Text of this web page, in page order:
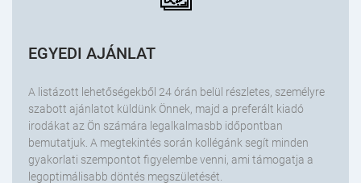
EGYEDI AJÁNLAT
A listázott lehetőségekből 24 órán belül részletes, személyre
szabott ajánlatot küldünk Önnek, majd a preferált kiadó
irodákat az Ön számára legalkalmasbb időpontban
bemutatjuk. A megtekintés során kollégánk segít minden
gyakorlati szempontot figyelembe venni, ami támogatja a
legoptimálisabb döntés megszületését.